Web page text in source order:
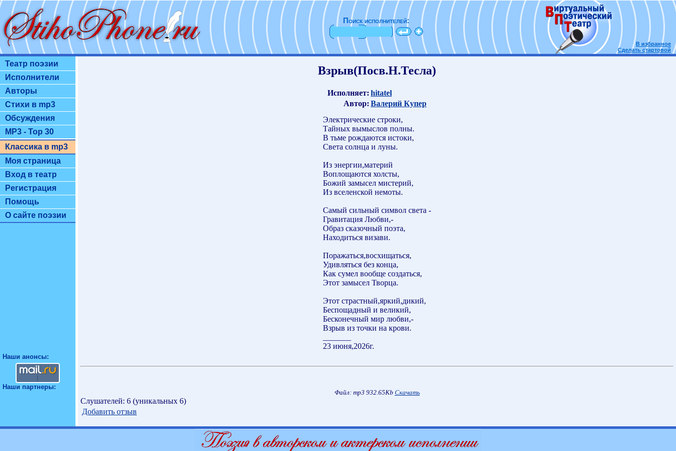
Поиск исполнителей:
В избранное
Сделать стартовой
Театр поэзии
Исполнители
Авторы
Стихи в mp3
Обсуждения
MP3 - Top 30
Классика в mp3
Моя страница
Вход в театр
Регистрация
Помощь
О сайте поэзии
Наши анонсы:
Наши партнеры:
Взрыв(Посв.Н.Тесла)
Исполняет: hitatel
Автор: Валерий Купер
Электрические строки,
Тайных вымыслов полны.
В тьме рождаются истоки,
Света солнца и луны.
Из энергии,материй
Воплощаются холсты,
Божий замысел мистерий,
Из вселенской немоты.
Самый сильный символ света -
Гравитация Любви,-
Образ сказочный поэта,
Находиться визави.
Поражаться,восхищаться,
Удивляться без конца,
Как сумел вообще создаться,
Этот замысел Творца.
Этот страстный,яркий,дикий,
Беспощадный и великий,
Бесконечный мир любви,-
Взрыв из точки на крови.
23 июня,2026г.
Файл: mp3 932.65Kb Скачать
Слушателей: 6 (уникальных 6)
Добавить отзыв